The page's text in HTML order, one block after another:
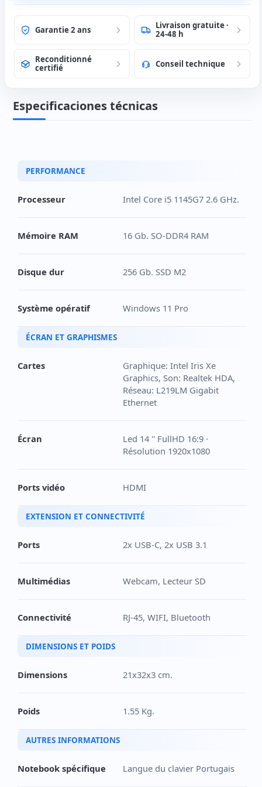
Garantie 2 ans
Livraison gratuite ·
24-48 h
Reconditionné
certifié
Conseil technique
Especificaciones técnicas
PERFORMANCE
Processeur Intel Core i5 1145G7 2.6 GHz.
Mémoire RAM 16 Gb. SO-DDR4 RAM
Disque dur 256 Gb. SSD M2
Système opératif Windows 11 Pro
ÉCRAN ET GRAPHISMES
Cartes
Graphique: Intel Iris Xe
Graphics, Son: Realtek HDA,
Réseau: L219LM Gigabit
Ethernet
Écran
Led 14 '' FullHD 16:9 ·
Résolution 1920x1080
Ports vidéo HDMI
EXTENSION ET CONNECTIVITÉ
Ports 2x USB-C, 2x USB 3.1
Multimédias Webcam, Lecteur SD
Connectivité RJ-45, WIFI, Bluetooth
DIMENSIONS ET POIDS
Dimensions 21x32x3 cm.
Poids 1.55 Kg.
AUTRES INFORMATIONS
Notebook spécifique Langue du clavier Portugais